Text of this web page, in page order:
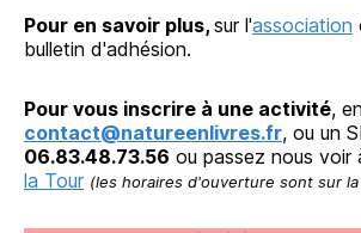
Pour en savoir plus, sur l'association
bulletin d'adhésion.
Pour vous inscrire à une activité,
contact@natureenlivres.fr, ou un
06.83.48.73.56 ou passez nous voir
la Tour (les horaires d'ouverture sont sur la